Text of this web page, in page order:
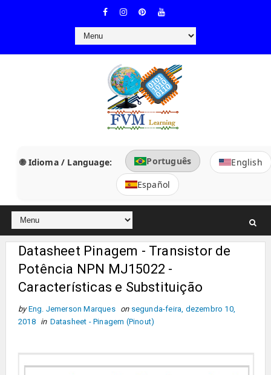
🌐 Idioma / Language: Português
English
Español
Datasheet Pinagem - Transistor de
Potência NPN MJ15022 -
Características e Substituição
by Eng. Jemerson Marques on segunda-feira, dezembro 10,
2018
in Datasheet - Pinagem (Pinout)